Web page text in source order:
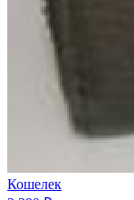
Кошелек